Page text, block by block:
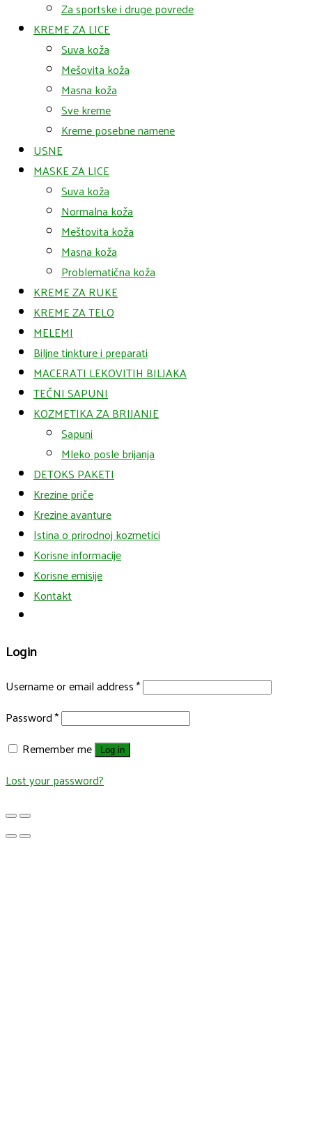
Za sportske i druge povrede
KREME ZA LICE
Suva koža
Mešovita koža
Masna koža
Sve kreme
Kreme posebne namene
USNE
MASKE ZA LICE
Suva koža
Normalna koža
Meštovita koža
Masna koža
Problematična koža
KREME ZA RUKE
KREME ZA TELO
MELEMI
Biljne tinkture i preparati
MACERATI LEKOVITIH BILJAKA
TEČNI SAPUNI
KOZMETIKA ZA BRIJANJE
Sapuni
Mleko posle brijanja
DETOKS PAKETI
Krezine priče
Krezine avanture
Istina o prirodnoj kozmetici
Korisne informacije
Korisne emisije
Kontakt
Login
Username or email address*
Password*
Remember me
Log in
Lost your password?